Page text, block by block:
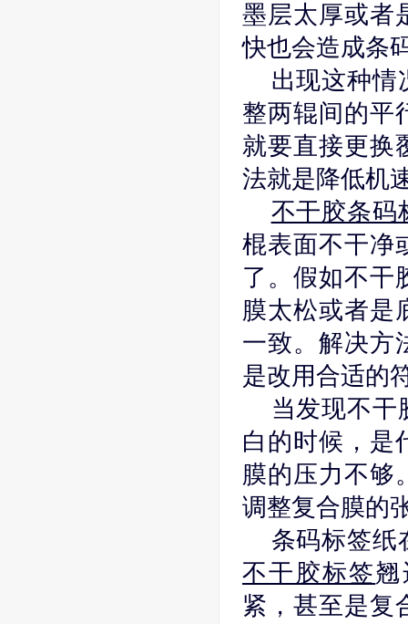
墨层太厚或者
快也会造成条
出现这种情
整两辊间的平
就要直接更换
法就是降低机
不干胶条码
棍表面不干净
了。假如不干
膜太松或者是
一致。解决方
是改用合适的
当发现不干
白的时候，是
膜的压力不够
调整复合膜的
条码标签纸
不干胶标签翘
紧，甚至是复